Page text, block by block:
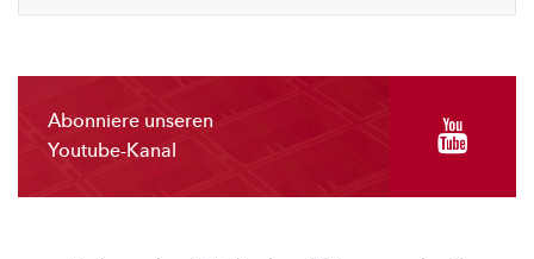
Abonniere unseren
Youtube-Kanal